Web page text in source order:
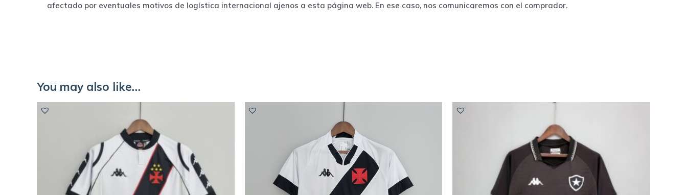
afectado por eventuales motivos de logística internacional ajenos a esta página web. En ese caso, nos comunicaremos con el comprador.
You may also like…